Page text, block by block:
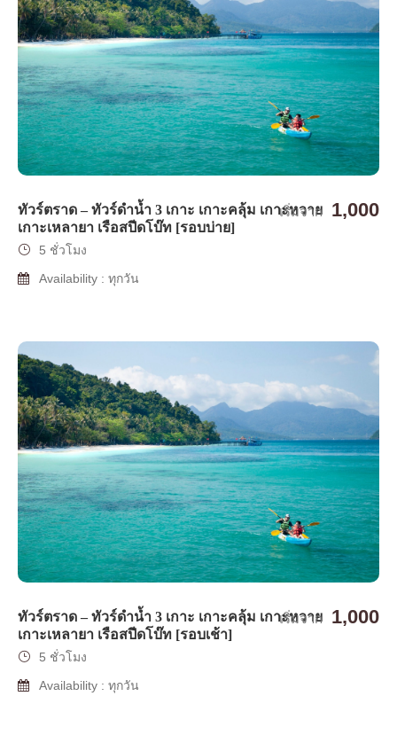
ทัวร์ตราด – ทัวร์ดำน้ำ 3 เกาะ เกาะคลุ้ม เกาะหวาย
เกาะเหลายา เรือสปีดโบ๊ท [รอบบ่าย]
เริ่มจาก 1,000
5 ชั่วโมง
Availability : ทุกวัน
ทัวร์ตราด – ทัวร์ดำน้ำ 3 เกาะ เกาะคลุ้ม เกาะหวาย
เกาะเหลายา เรือสปีดโบ๊ท [รอบเช้า]
เริ่มจาก 1,000
5 ชั่วโมง
Availability : ทุกวัน